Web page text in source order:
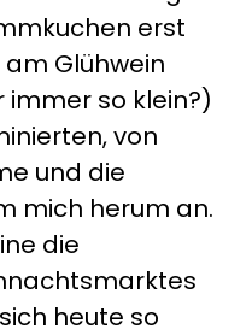
erst
Glühwein
immer so klein?)
von
und die
mich herum an.
die
heute so